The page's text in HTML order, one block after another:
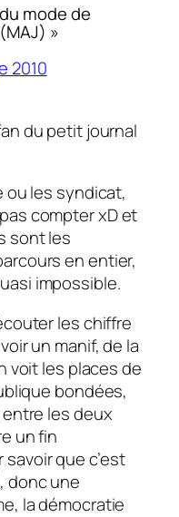
mode de
»
2010
du petit journal
ou les syndicat,
compter xD et
sont les
en entier,
impossible.
les chiffre
un manif, de la
voit les places de
bondées,
les deux
un fin
que c’est
donc une
la démocratie